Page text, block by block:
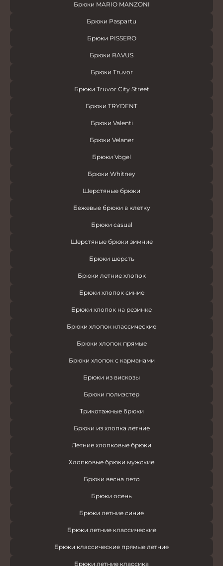
Брюки MARIO MANZONI
Брюки Paspartu
Брюки PISSERO
Брюки RAVUS
Брюки Truvor
Брюки Truvor City Street
Брюки TRYDENT
Брюки Valenti
Брюки Velaner
Брюки Vogel
Брюки Whitney
Шерстяные брюки
Бежевые брюки в клетку
Брюки casual
Шерстяные брюки зимние
Брюки шерсть
Брюки летние хлопок
Брюки хлопок синие
Брюки хлопок на резинке
Брюки хлопок классические
Брюки хлопок прямые
Брюки хлопок с карманами
Брюки из вискозы
Брюки полиэстер
Трикотажные брюки
Брюки из хлопка летние
Летние хлопковые брюки
Хлопковые брюки мужские
Брюки весна лето
Брюки осень
Брюки летние синие
Брюки летние классические
Брюки классические прямые летние
Брюки летние классика